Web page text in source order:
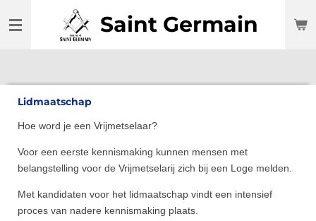
direct
Saint Germain
Lidmaatschap
Hoe word je een Vrijmetselaar?
Voor een eerste kennismaking kunnen mensen met
belangstelling voor de Vrijmetselarij zich bij een Loge melden.
Met kandidaten voor het lidmaatschap vindt een intensief
proces van nadere kennismaking plaats.